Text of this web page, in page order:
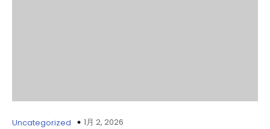
Uncategorized 1月 2, 2026